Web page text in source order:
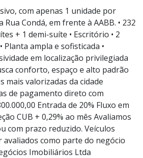
com apenas 1 unidade por
Condá, em frente à AABB. • 232
+ 1 demi-suíte • Escritório • 2
Planta ampla e sofisticada •
em localização privilegiada
conforto, espaço e alto padrão
mais valorizadas da cidade
de pagamento direto com
Entrada de 20% Fluxo em
CUB + 0,29% ao mês Avaliamos
com prazo reduzido. Veículos
avaliados como parte do negócio
Imobiliários Ltda